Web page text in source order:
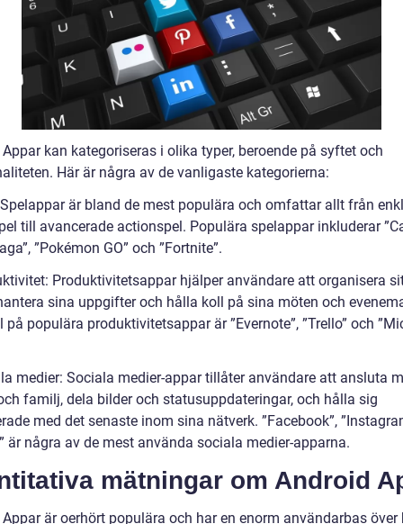
kan kategoriseras i olika typer, beroende på syftet och
Här är några av de vanligaste kategorierna:
är bland de mest populära och omfattar allt från
till avancerade actionspel. Populära spelappar inkluderar
”Pokémon GO” och ”Fortnite”.
Produktivitetsappar hjälper användare att organisera
sina uppgifter och hålla koll på sina möten och
på populära produktivitetsappar är ”Evernote”, ”Trello” och
medier: Sociala medier-appar tillåter användare att ansluta
familj, dela bilder och statusuppdateringar, och hålla sig
med det senaste inom sina nätverk. ”Facebook”,
är några av de mest använda sociala medier-apparna.
mätningar om Android
är oerhört populära och har en enorm användarbas över